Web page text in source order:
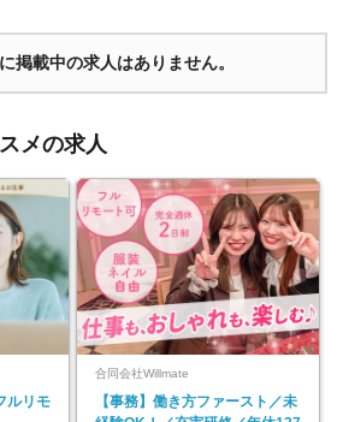
掲載中の求人はありません。
メの求人
ルリモ
合同会社Willmate
【事務】働き方ファースト／未